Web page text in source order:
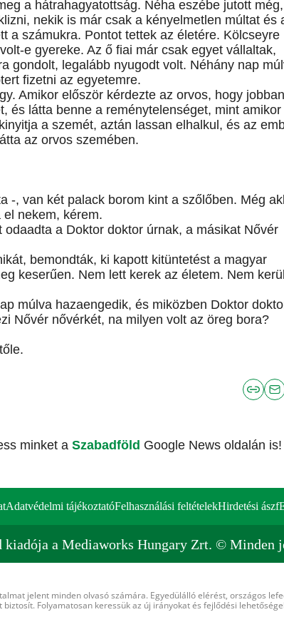
a hátrahagyatottság. Néha eszébe jutott még,
nekik is már csak a kényelmetlen múltat és
a számukra. Pontot tettek az életére. Kölcseyre
e gyereke. Az ő fiai már csak egyet vállaltak,
gondolt, legalább nyugodt volt. Néhány nap
fizetni az egyetemre.
Amikor először kérdezte az orvos, hogy jobban
és látta benne a reménytelenséget, mint amikor
a szemét, aztán lassan elhalkul, és az
az orvos szemében.
-, van két palack borom kint a szőlőben. Még
nekem, kérem.
a Doktor doktor úrnak, a másikat Nővér
bemondták, ki kapott kitüntetést a magyar
keserűen. Nem lett kerek az életem. Nem
múlva hazaengedik, és miközben Doktor
Nővér nővérkét, na milyen volt az öreg bora?
minket a Szabadföld Google News oldalán is!
Adatvédelmi tájékoztatóFelhasználási feltételekHirdetési ászf
kiadója a Mediaworks Hungary Zrt. © Minden
jelent minden olvasó számára. Egyedülálló elérést, országos
Folyamatosan keressük az új irányokat és fejlődési